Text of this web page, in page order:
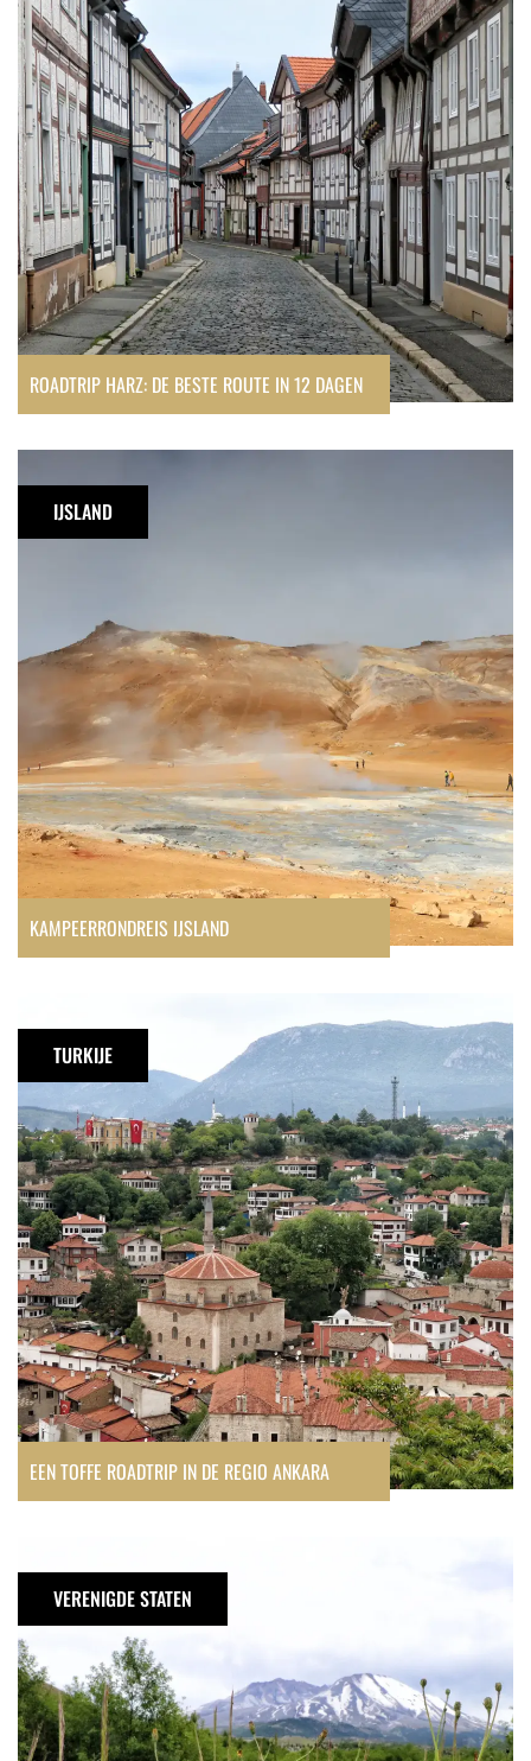
beste
route
in
12
dagen
ROADTRIP HARZ: DE BESTE ROUTE IN 12 DAGEN
IJslandIJSLAND
KAMPEERRONDREIS IJSLAND
roadtrip
in
de
regio
Ankara
TURKIJE
EEN TOFFE ROADTRIP IN DE REGIO ANKARA
een
roadtrip
in
Noordwest-
VERENIGDE STATEN